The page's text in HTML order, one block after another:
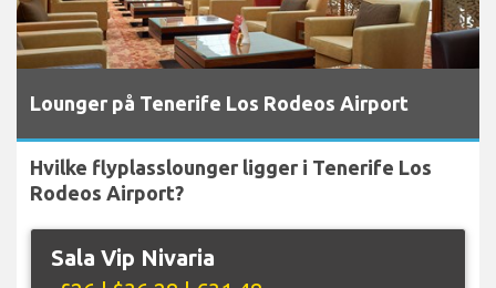
Lounger på Tenerife Los Rodeos Airport
Hvilke flyplasslounger ligger i Tenerife Los
Rodeos Airport?
Sala Vip Nivaria